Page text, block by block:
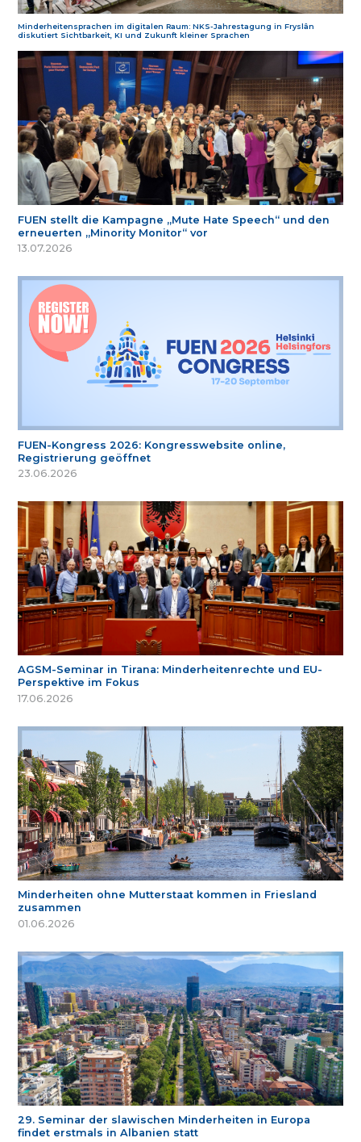
Minderheitensprachen im digitalen Raum: NKS-Jahrestagung in Fryslân
diskutiert Sichtbarkeit, KI und Zukunft kleiner Sprachen
FUEN stellt die Kampagne „Mute Hate Speech“ und den
erneuerten „Minority Monitor“ vor
13.07.2026
FUEN-Kongress 2026: Kongresswebsite online,
Registrierung geöffnet
23.06.2026
AGSM-Seminar in Tirana: Minderheitenrechte und EU-
Perspektive im Fokus
17.06.2026
Minderheiten ohne Mutterstaat kommen in Friesland
zusammen
01.06.2026
29. Seminar der slawischen Minderheiten in Europa
findet erstmals in Albanien statt